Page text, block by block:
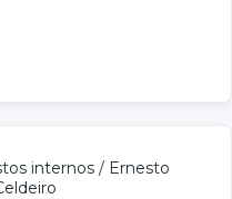
internos / Ernesto